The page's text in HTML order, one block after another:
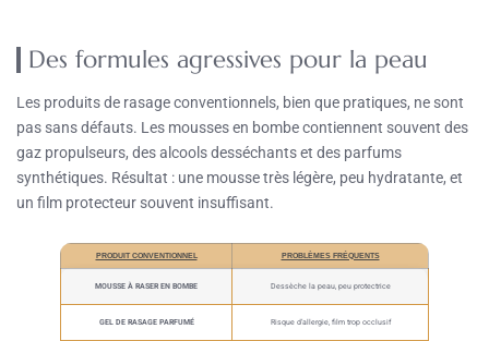
Des formules agressives pour la peau
Les produits de rasage conventionnels, bien que pratiques, ne sont
pas sans défauts. Les mousses en bombe contiennent souvent des
gaz propulseurs, des alcools desséchants et des parfums
synthétiques. Résultat : une mousse très légère, peu hydratante, et
un film protecteur souvent insuffisant.
PRODUIT CONVENTIONNEL PROBLÈMES FRÉQUENTS
MOUSSE À RASER EN BOMBE Dessèche la peau, peu protectrice
GEL DE RASAGE PARFUMÉ Risque d’allergie, film trop occlusif